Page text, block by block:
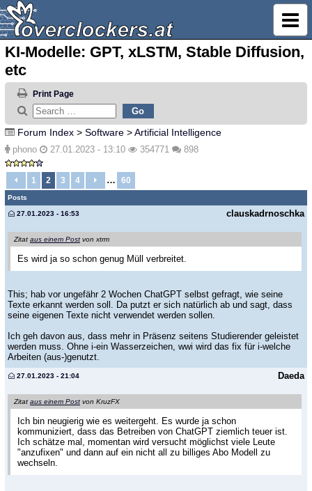
KI-Modelle: GPT, xLSTM, Stable Diffusion,
etc
Print Page
Forum Index > Software >Artificial Intelligence
phono 27.01.2023 - 13:10 354771 898
1 2 3 4 … 60
Posts
clauskadrnoschka
27.01.2023 - 16:53
Zitat aus einem Post von xtrm
Es wird ja so schon genug Müll verbreitet.
This; hab vor ungefähr 2 Wochen ChatGPT selbst gefragt, wie seine
Texte erkannt werden soll. Da putzt er sich natürlich ab und sagt, dass
seine eigenen Texte nicht verwendet werden sollen.
Ich geh davon aus, dass mehr in Präsenz seitens Studierender geleistet
werden muss. Ohne i-ein Wasserzeichen, wwi wird das fix für i-welche
Arbeiten (aus-)genutzt.
Daeda
27.01.2023 - 21:04
Zitat aus einem Post von KruzFX
Ich bin neugierig wie es weitergeht. Es wurde ja schon
kommuniziert, dass das Betreiben von ChatGPT ziemlich teuer ist.
Ich schätze mal, momentan wird versucht möglichst viele Leute
"anzufixen" und dann auf ein nicht all zu billiges Abo Modell zu
wechseln.